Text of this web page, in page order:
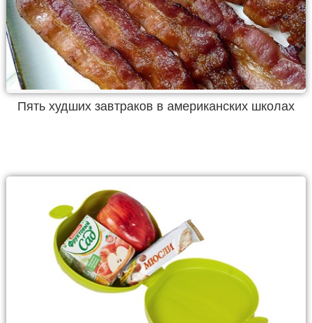
Пять худших завтраков в американских школах